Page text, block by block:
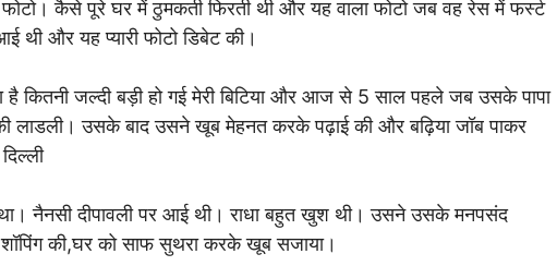
कैसे पूरे घर में ठुमकती फिरती थी और यह वाला फोटो जब वह रेस में फर्स्ट
और यह प्यारी फोटो डिबेट की।
कितनी जल्दी बड़ी हो गई मेरी बिटिया और आज से 5 साल पहले जब उसके पापा
की लाडली। उसके बाद उसने खूब मेहनत करके पढ़ाई की और बढ़िया जॉब पाकर
था। नैनसी दीपावली पर आई थी। राधा बहुत खुश थी। उसने उसके मनपसंद
की,घर को साफ सुथरा करके खूब सजाया।